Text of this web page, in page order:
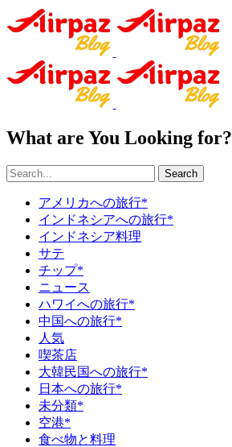
What are You Looking for?
Search
アメリカへの旅行*
インドネシアへの旅行*
インドネシア料理
サテ
チップ*
ニュース
ハワイへの旅行*
中国への旅行*
人気
喫茶店
大韓民国への旅行*
日本への旅行*
未分類*
空港*
食べ物と料理